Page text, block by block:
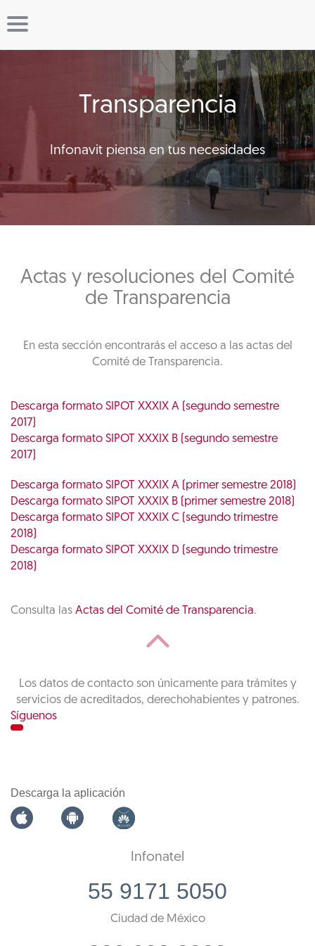
Transparencia
Infonavit piensa en tus necesidades
Actas y resoluciones del Comité
de Transparencia
En esta sección encontrarás el acceso a las actas del
Comité de Transparencia.
Descarga formato SIPOT XXXIX A (segundo semestre
2017)
Descarga formato SIPOT XXXIX B (segundo semestre
2017)
Descarga formato SIPOT XXXIX A (primer semestre 2018)
Descarga formato SIPOT XXXIX B (primer semestre 2018)
Descarga formato SIPOT XXXIX C (segundo trimestre
2018)
Descarga formato SIPOT XXXIX D (segundo trimestre
2018)
Consulta las Actas del Comité de Transparencia.
Los datos de contacto son únicamente para trámites y
servicios de acreditados, derechohabientes y patrones.
Síguenos
Descarga la aplicación
Infonatel
55 9171 5050
Ciudad de México